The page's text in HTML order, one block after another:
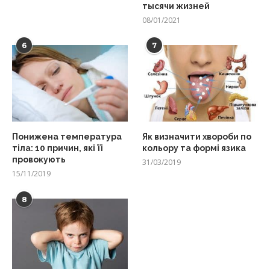
тысячи жизней
08/01/2021
6
Понижена температура
тіла: 10 причин, які її
провокують
15/11/2019
7
Як визначити хвороби по
кольору та формі язика
31/03/2019
8